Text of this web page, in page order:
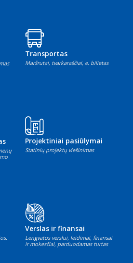
Transportas
Maršrutai, tvarkaraščiai, e. bilietas
Projektiniai pasiūlymai
Statinių projektų viešinimas
Verslas ir finansai
Lengvatos verslui, leidimai, finansai
ir mokesčiai, parduodamas turtas